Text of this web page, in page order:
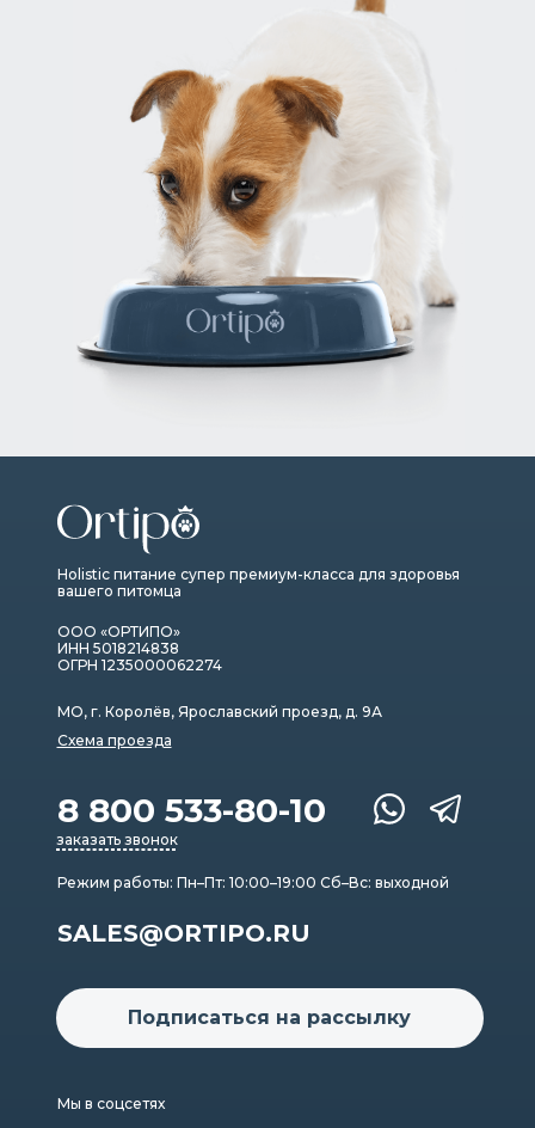
заказать звонок
Holistic питание супер премиум-класса для здоровья
вашего питомца
ООО «ОРТИПО»
ИНН 5018214838
ОГРН 1235000062274
Режим работы: Пн–Пт: 10:00–19:00 Сб–Вс: выходной
МО, г. Королёв, Ярославский проезд, д. 9А
Схема проезда
8 800 533-80-10
SALES@ORTIPO.RU
Подписаться на рассылку
Мы в соцсетях